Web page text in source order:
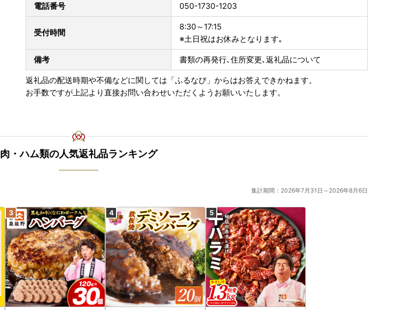
電話番号 050-1730-1203
受付時間
8:30～17:15
※土日祝はお休みとなります｡
備考 書類の再発行､住所変更､返礼品について
返礼品の配送時期や不備などに関しては「ふるなび」からはお答えできかねます。
お手数ですが上記より直接お問い合わせいただくようお願いいたします。
肉・ハム類の人気返礼品ランキング
集計期間：2026年7月31日～2026年8月6日